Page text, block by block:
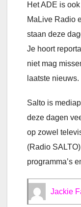
Het ADE is
MaLive Radio
staan deze
Je hoort
niet mag
laatste nieuws.
Salto is
deze dagen
op zowel
(Radio
programma’s
Jackie